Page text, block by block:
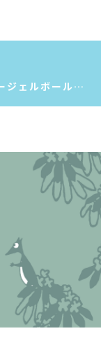
なめらかな書き味で使いやすい、エナージェルボールペン